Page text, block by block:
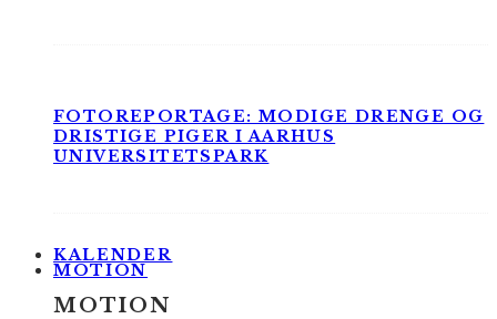
FOTOREPORTAGE: MODIGE DRENGE OG
DRISTIGE PIGER I AARHUS
UNIVERSITETSPARK
KALENDER
MOTION
MOTION